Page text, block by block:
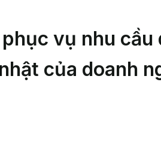
vụ nhu cầu
của doanh